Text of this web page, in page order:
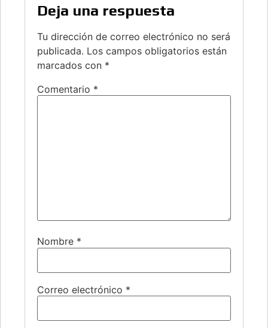
Deja una respuesta
Tu dirección de correo electrónico no será
publicada. Los campos obligatorios están
marcados con *
Comentario *
Nombre *
Correo electrónico *